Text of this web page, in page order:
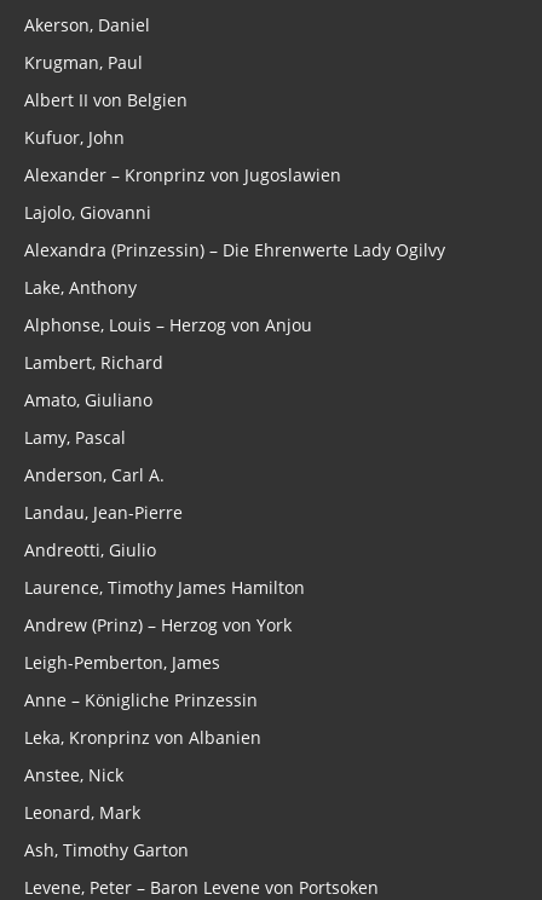
Akerson, Daniel
Krugman, Paul
Albert II von Belgien
Kufuor, John
Alexander – Kronprinz von Jugoslawien
Lajolo, Giovanni
Alexandra (Prinzessin) – Die Ehrenwerte Lady Ogilvy
Lake, Anthony
Alphonse, Louis – Herzog von Anjou
Lambert, Richard
Amato, Giuliano
Lamy, Pascal
Anderson, Carl A.
Landau, Jean-Pierre
Andreotti, Giulio
Laurence, Timothy James Hamilton
Andrew (Prinz) – Herzog von York
Leigh-Pemberton, James
Anne – Königliche Prinzessin
Leka, Kronprinz von Albanien
Anstee, Nick
Leonard, Mark
Ash, Timothy Garton
Levene, Peter – Baron Levene von Portsoken